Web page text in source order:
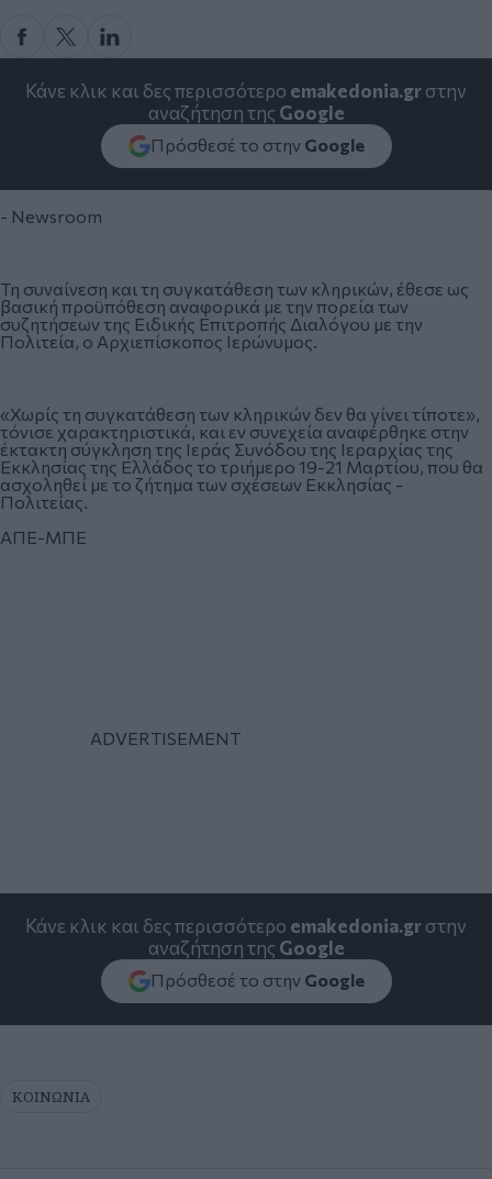
Κάνε κλικ και δες περισσότερο emakedonia.grστην
αναζήτηση της Google
Πρόσθεσέ το στην Google
- Newsroom
Τη συναίνεση και τη συγκατάθεση των κληρικών, έθεσε ως
βασική προϋπόθεση αναφορικά με την πορεία των
συζητήσεων της Ειδικής Επιτροπής Διαλόγου με την
Πολιτεία, ο Αρχιεπίσκοπος Ιερώνυμος.
«Χωρίς τη συγκατάθεση των κληρικών δεν θα γίνει τίποτε»,
τόνισε χαρακτηριστικά, και εν συνεχεία αναφέρθηκε στην
έκτακτη σύγκληση της Ιεράς Συνόδου της Ιεραρχίας της
Εκκλησίας της Ελλάδος το τριήμερο 19-21 Μαρτίου, που θα
ασχοληθεί με το ζήτημα των σχέσεων Εκκλησίας -
Πολιτείας.
ΑΠΕ-ΜΠΕ
Κάνε κλικ και δες περισσότερο emakedonia.grστην
αναζήτηση της Google
Πρόσθεσέ το στην Google
ΚΟΙΝΩΝΙΑ